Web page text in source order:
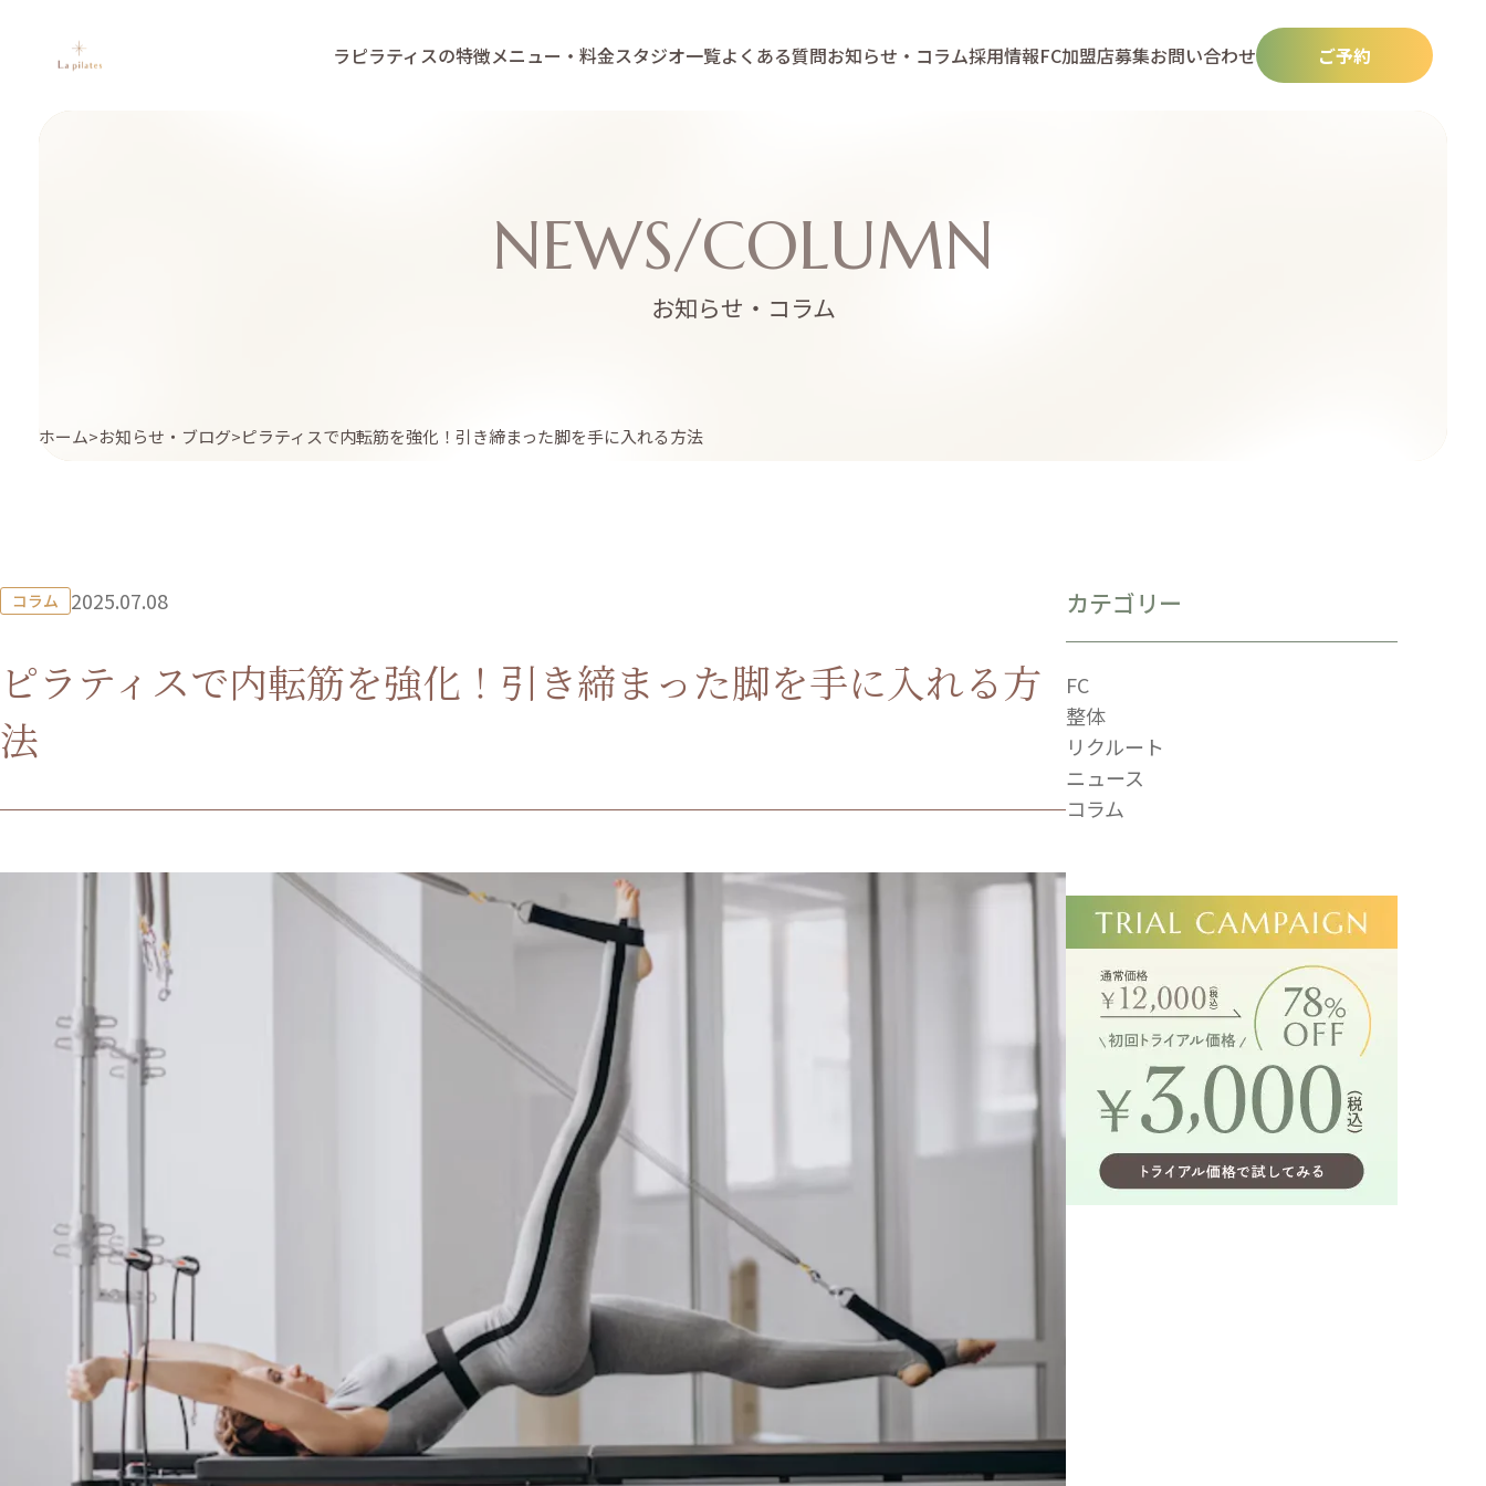
ラピラティスの特徴メニュー・料金スタジオ一覧よくある質問お知らせ・コラム採用情報FC加盟店募集お問い合わせ ご予約
NEWS/COLUMN
お知らせ・コラム
ホーム お知らせ・ブログ ピラティスで内転筋を強化！引き締まった脚を手に入れる方法
コラム 2025.07.08
ピラティスで内転筋を強化！引き締まった脚を手に入れる方
法
カテゴリー
FC
整体
リクルート
ニュース
コラム